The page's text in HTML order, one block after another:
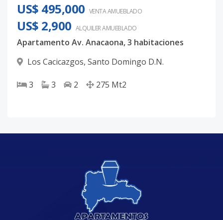
US$ 495,000 VENTA AMUEBLADO
US$ 2,900 ALQUILERAMUEBLADO
Apartamento Av. Anacaona, 3 habitaciones
Los Cacicazgos, Santo Domingo D.N.
3 3 2 275 Mt2